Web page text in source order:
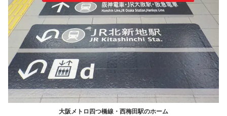
大阪メトロ四つ橋線・西梅田駅のホーム